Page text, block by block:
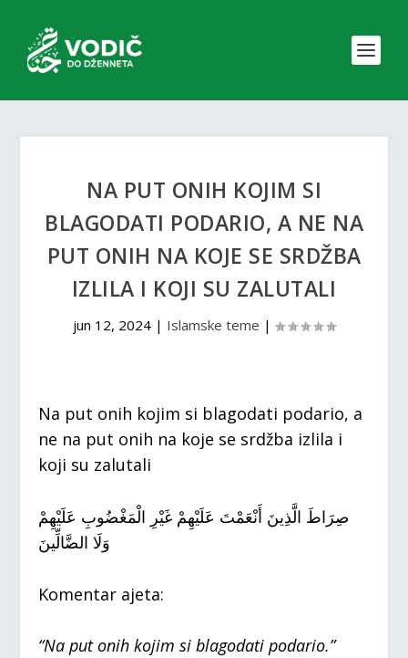
NA PUT ONIH KOJIM SI
BLAGODATI PODARIO, A NE NA
PUT ONIH NA KOJE SE SRDŽBA
IZLILA I KOJI SU ZALUTALI
jun 12, 2024 | Islamske teme |
Na put onih kojim si blagodati podario, a
ne na put onih na koje se srdžba izlila i
koji su zalutali
صِرَاطَ الَّذِينَ أَنْعَمْتَ عَلَيْهِمْ غَيْرِ الْمَغْضُوبِ عَلَيْهِمْ
وَلَا الضَّالِّينَ
Komentar ajeta:
“Na put onih kojim si blagodati podario.”